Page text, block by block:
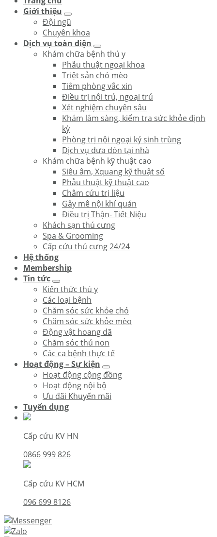
Giới thiệu
Đội ngũ
Chuyên khoa
Dịch vụ toàn diện
Khám chữa bệnh thú y
Phẫu thuật ngoại khoa
Triệt sản chó mèo
Tiêm phòng vắc xin
Điều trị nội trú, ngoại trú
Xét nghiệm chuyên sâu
Khám lâm sàng, kiểm tra sức khỏe định
kỳ
Phòng trị nội ngoại ký sinh trùng
Dịch vụ đưa đón tại nhà
Khám chữa bệnh kỹ thuật cao
Siêu âm, Xquang kỹ thuật số
Phẫu thuật kỹ thuật cao
Châm cứu trị liệu
Gây mê nội khí quản
Điều trị Thận- Tiết Niệu
Khách sạn thú cưng
Spa & Grooming
Cấp cứu thú cưng 24/24
Hệ thống
Membership
Tin tức
Kiến thức thú y
Các loại bệnh
Chăm sóc sức khỏe chó
Chăm sóc sức khỏe mèo
Động vật hoang dã
Chăm sóc thú non
Các ca bệnh thực tế
Hoạt động – Sự kiện
Hoạt động cộng đồng
Hoạt động nội bộ
Ưu đãi Khuyến mãi
Tuyển dụng
Cấp cứu KV HN
0866 999 826
Cấp cứu KV HCM
096 699 8126